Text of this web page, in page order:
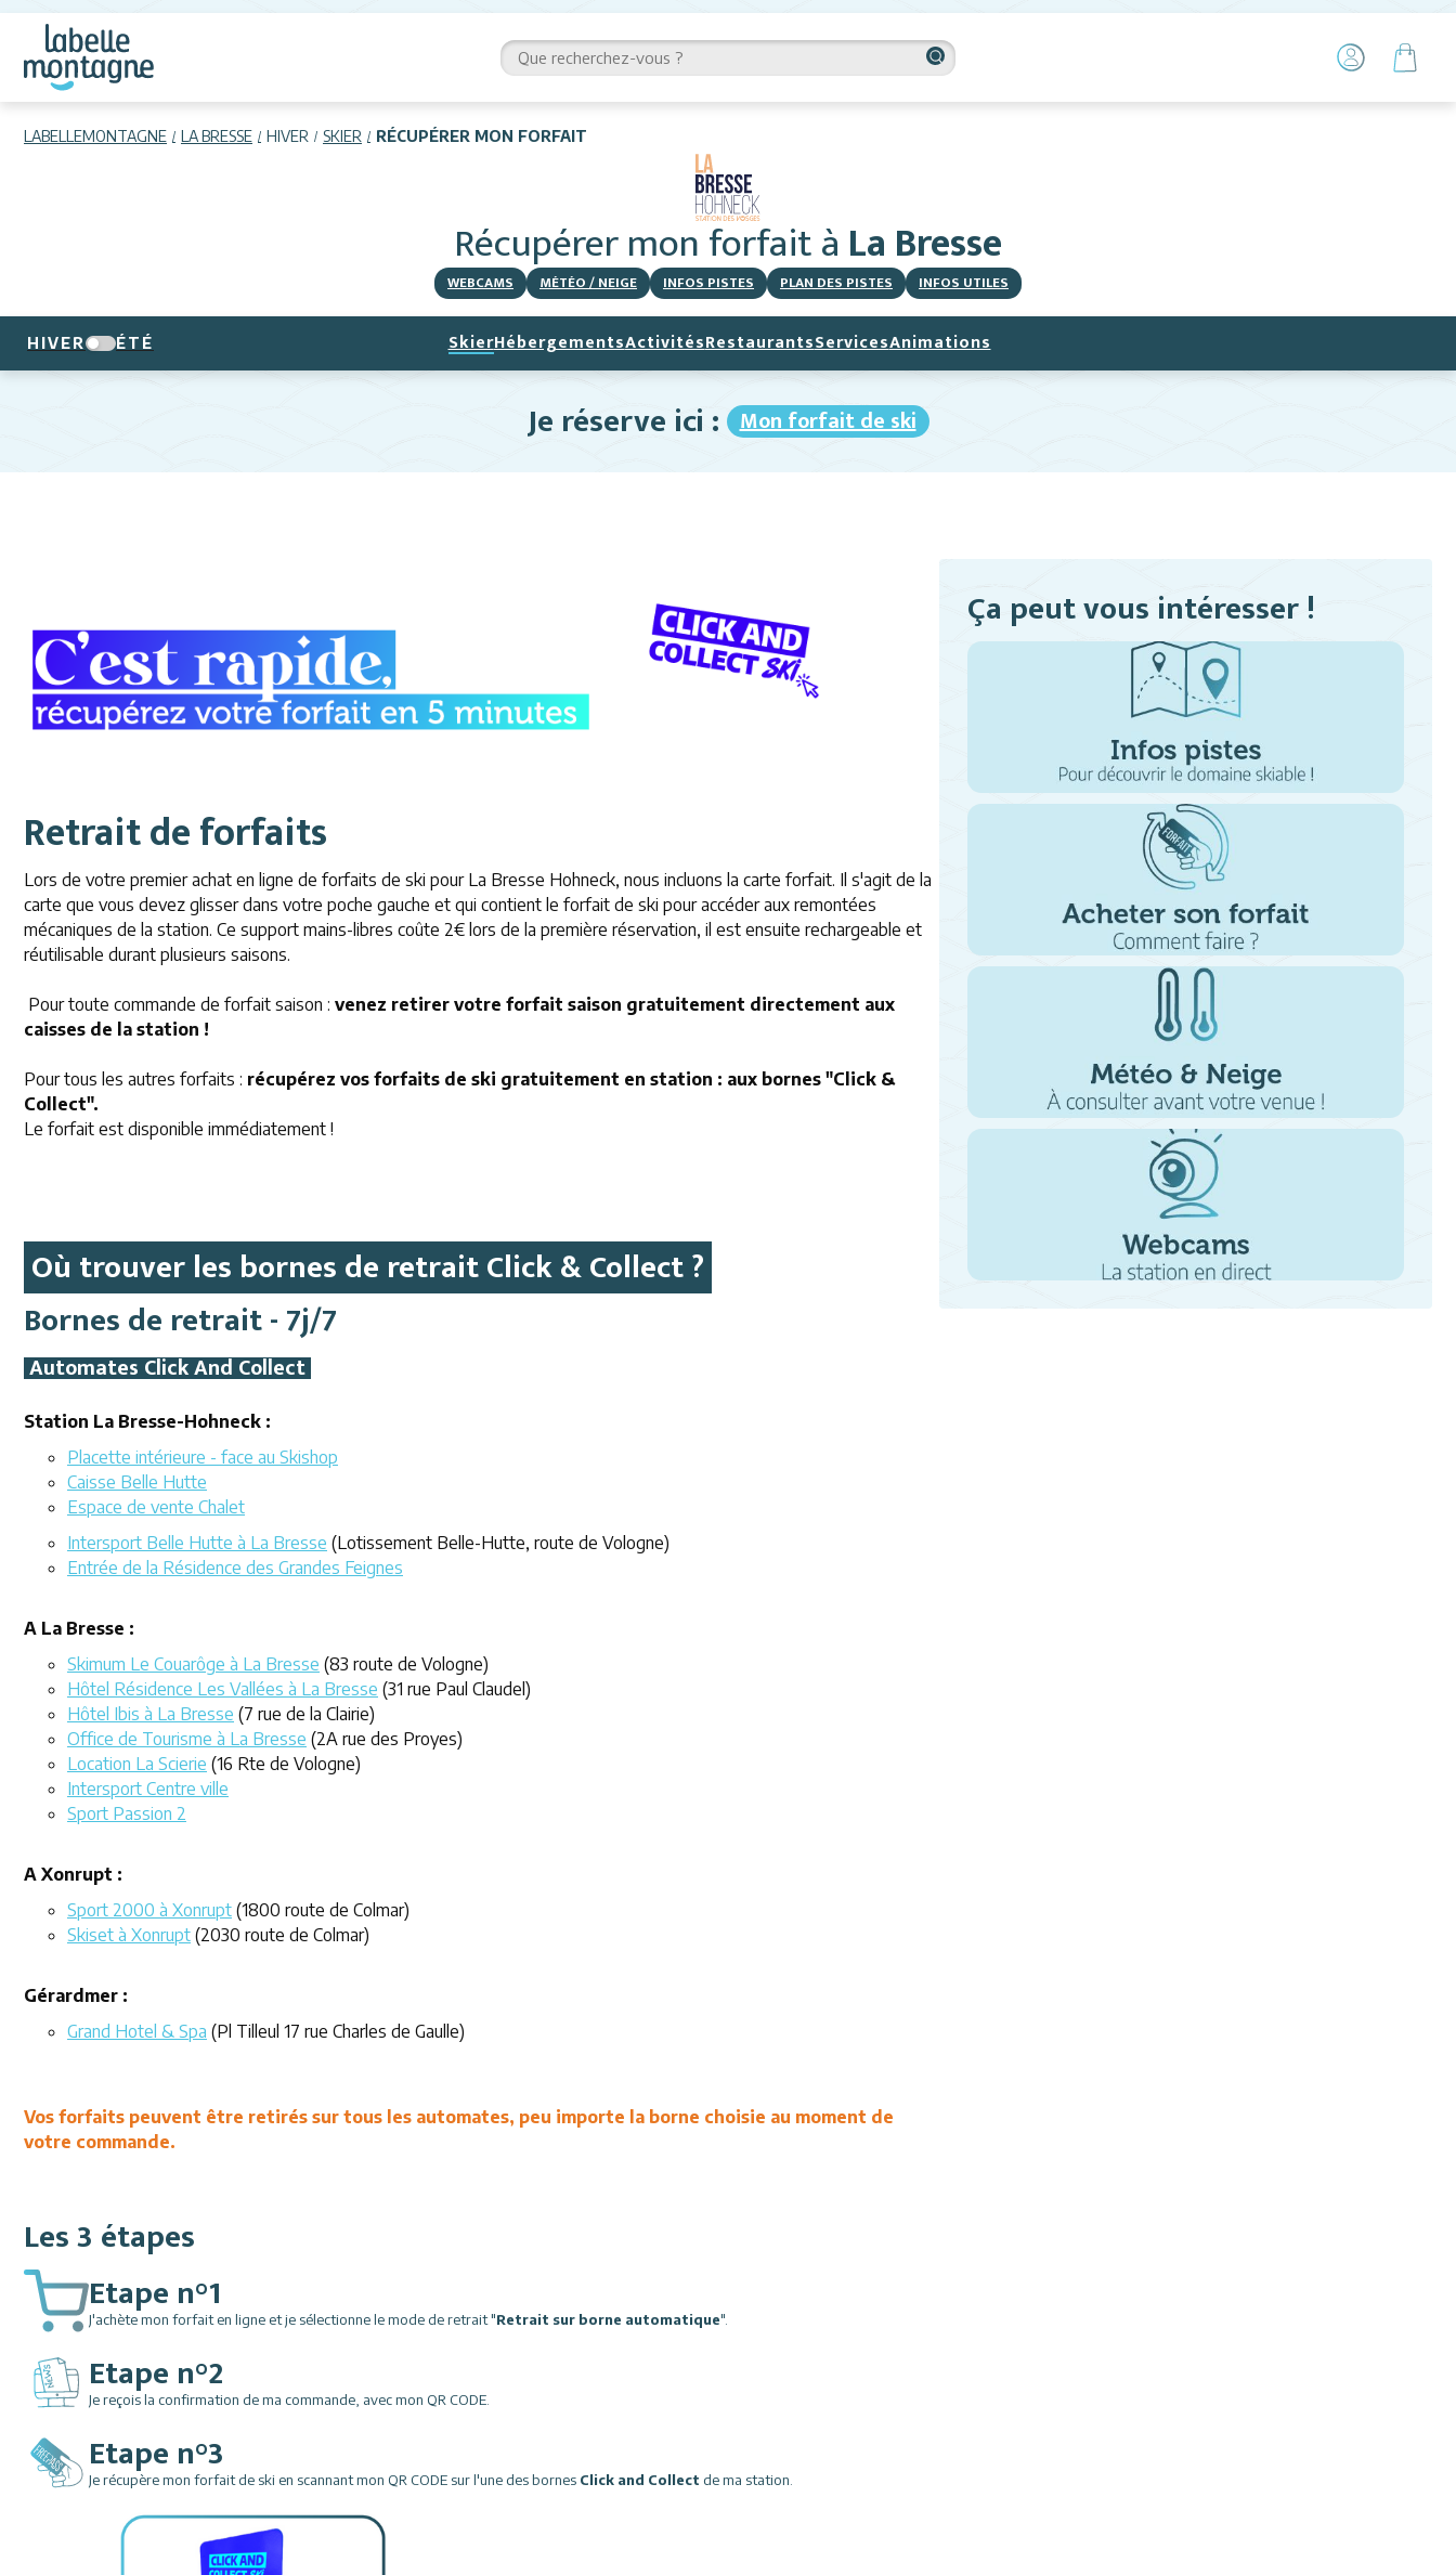
LABELLEMONTAGNE LA BRESSE HIVER SKIER RÉCUPÉRER MON FORFAIT
Récupérer mon forfaità La Bresse
WEBCAMS MÉTÉO / NEIGE INFOS PISTES PLAN DES PISTES INFOS UTILES
HIVER ÉTÉ SkierHébergementsActivitésRestaurantsServicesAnimations
Je réserve ici : Mon forfait de ski
Retrait de forfaits
Lors de votre premier achat en ligne de forfaits de ski pour La Bresse Hohneck, nous incluons la carte forfait. Il s'agit de la
carte que vous devez glisser dans votre poche gauche et qui contient le forfait de ski pour accéder aux remontées
mécaniques de la station. Ce support mains-libres coûte 2€ lors de la première réservation, il est ensuite rechargeable et
réutilisable durant plusieurs saisons.
Pour toute commande de forfait saison : venez retirer votre forfait saison gratuitement directement aux
caisses de la station !
Pour tous les autres forfaits : récupérez vos forfaits de ski gratuitement en station : aux bornes "Click &
Collect".
Le forfait est disponible immédiatement !
Où trouver les bornes de retrait Click & Collect ?
Bornes de retrait - 7j/7
Automates Click And Collect
Station La Bresse-Hohneck :
Placette intérieure - face au Skishop
Caisse Belle Hutte
Espace de vente Chalet
Intersport Belle Hutte à La Bresse (Lotissement Belle-Hutte, route de Vologne)
Entrée de la Résidence des Grandes Feignes
A La Bresse :
Skimum Le Couarôge à La Bresse (83 route de Vologne)
Hôtel Résidence Les Vallées à La Bresse (31 rue Paul Claudel)
Hôtel Ibis à La Bresse (7 rue de la Clairie)
Office de Tourisme à La Bresse (2A rue des Proyes)
Location La Scierie (16 Rte de Vologne)
Intersport Centre ville
Sport Passion 2
A Xonrupt :
Sport 2000 à Xonrupt (1800 route de Colmar)
Skiset à Xonrupt (2030 route de Colmar)
Gérardmer :
Grand Hotel & Spa (Pl Tilleul 17 rue Charles de Gaulle)
Vos forfaits peuvent être retirés sur tous les automates, peu importe la borne choisie au moment de
votre commande.
Les 3 étapes
Etape n°1
J'achète mon forfait en ligne et je sélectionne le mode de retrait "Retrait sur borne automatique".
Etape n°2
Je reçois la confirmation de ma commande, avec mon QR CODE.
Etape n°3
Je récupère mon forfait de ski en scannant mon QR CODE sur l'une des bornes Click and Collect de ma station.
Ça peut vous intéresser !